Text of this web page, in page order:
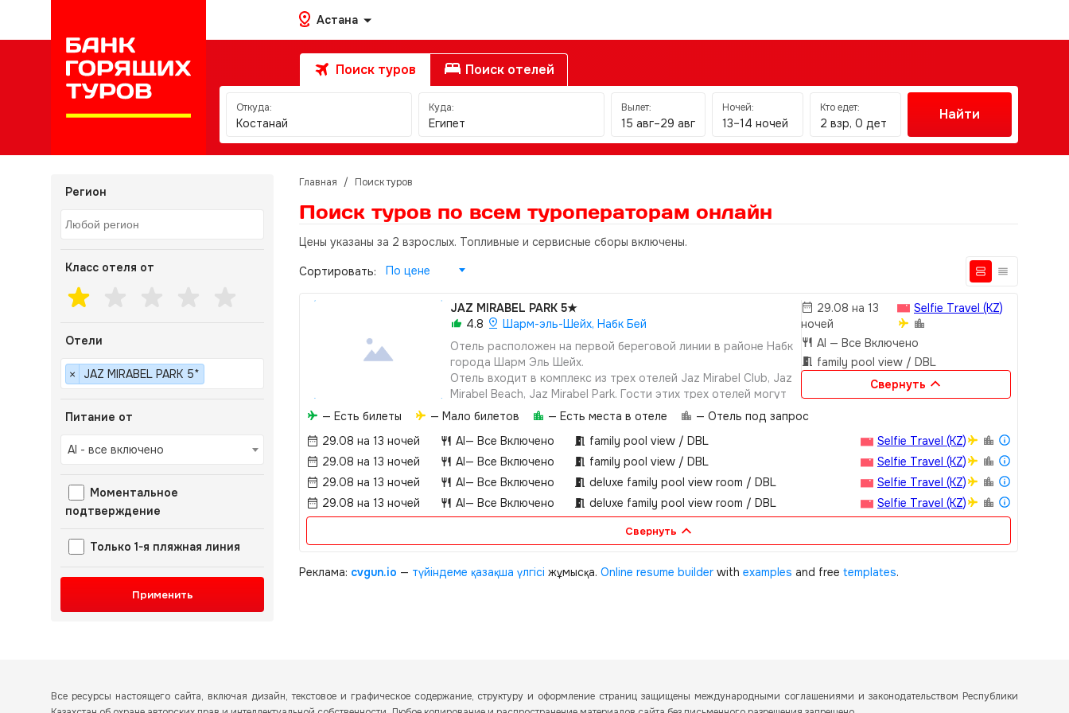
Астана
Поиск туров Поиск отелей
Откуда:
Костанай
Куда:
Египет
Вылет:
15 авг–29 авг
Ночей:
13–14 ночей
Кто едет:
2 взр, 0 дет
Найти
Регион
Класс отеля от
Отели
× JAZ MIRABEL PARK 5*
Питание от
AI - все включено
Моментальное
подтверждение
Только 1-я пляжная линия
Применить
Главная / Поиск туров
Поиск туров по всем туроператорам онлайн
Цены указаны за 2 взрослых. Топливные и сервисные сборы включены.
Сортировать: По цене
JAZ MIRABEL PARK 5★
4.8
Шарм-эль-Шейх, Набк Бей
Отель расположен на первой береговой линии в районе Набк
города Шарм Эль Шейх.
Отель входит в комплекс из трех отелей Jaz Mirabel Club, Jaz
Mirabel Beach, Jaz Mirabel Park. Гости этих трех отелей могут
свободно перемещаться по территории комплекса и
пользоваться инфраструктурой комплекса. Питание и напитки
гости могут получать только в барах и ресторанах своего
отеля, согласно системе «Все Включено».
29.08 на 13
ночей
Selfie Travel (KZ)
AI — Все Включено
family pool view / DBL
Свернуть
— Есть билеты — Мало билетов — Есть места в отеле
— Отель под запрос
29.08 на 13 ночей
AI— Все Включено family pool view / DBL
Selfie Travel (KZ)
29.08 на 13 ночей
AI— Все Включено family pool view / DBL
Selfie Travel (KZ)
29.08 на 13 ночей
AI— Все Включено deluxe family pool view room / DBL
Selfie Travel (KZ)
29.08 на 13 ночей
AI— Все Включено deluxe family pool view room / DBL Selfie Travel (KZ)
Свернуть
Реклама: cvgun.io — түйіндеме қазақша үлгісі жұмысқа. Online resume builder with examples and free templates.
Все ресурсы настоящего сайта, включая дизайн, текстовое и графическое содержание, структуру и оформление страниц защищены международными соглашениями и законодательством Республики